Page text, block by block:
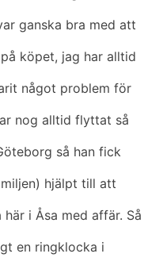
ganska bra med att
köpet, jag har alltid
något problem för
nog alltid flyttat så
så han fick
hjälpt till att
i Åsa med affär. Så
en ringklocka i